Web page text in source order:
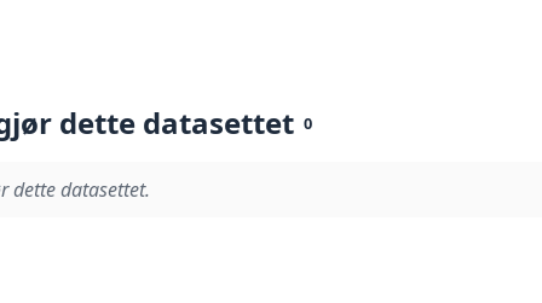
dette datasettet 0
dette datasettet.